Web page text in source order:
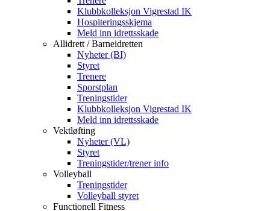
Klubbkolleksjon Vigrestad IK
Hospiteringsskjema
Meld inn idrettsskade
Allidrett / Barneidretten
Nyheter (BI)
Styret
Trenere
Sporstplan
Treningstider
Klubbkolleksjon Vigrestad IK
Meld inn idrettsskade
Vektløfting
Nyheter (VL)
Styret
Treningstider/trener info
Volleyball
Treningstider
Volleyball styret
Functionell Fitness